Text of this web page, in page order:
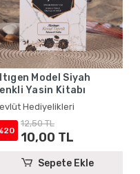
Model Siyah
Yasin Kitabı
Hediyelikleri
12,50 TL
10,00 TL
Sepete Ekle